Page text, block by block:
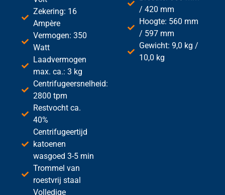
Zekering: 16
Ampère
Vermogen: 350
Watt
Laadvermogen
max. ca.: 3 kg
Centrifugeersnelheid:
2800 tpm
Restvocht ca.
40%
Centrifugeertijd
katoenen
wasgoed 3-5 min
Trommel van
roestvrij staal
Volledige
/ 420 mm
Hoogte: 560 mm
/ 597 mm
Gewicht: 9,0 kg /
10,0 kg